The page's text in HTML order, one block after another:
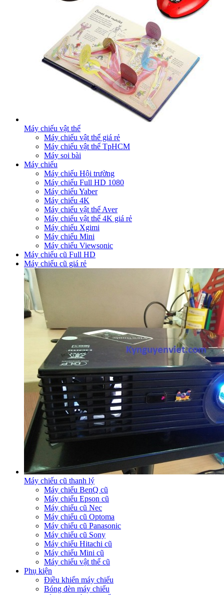
Máy chiếu vật thể
Máy chiếu vật thể giá rẻ
Máy chiếu vật thể TpHCM
Máy soi bài
Máy chiếu
Máy chiếu Hội trường
Máy chiếu Full HD 1080
Máy chiếu Yaber
Máy chiếu 4K
Máy chiếu vật thể Aver
Máy chiếu vật thể 4K giá rẻ
Máy chiếu Xgimi
Máy chiếu Mini
Máy chiếu Viewsonic
Máy chiếu cũ Full HD
Máy chiếu cũ giá rẻ
Máy chiếu cũ thanh lý
Máy chiếu BenQ cũ
Máy chiếu Epson cũ
Máy chiếu cũ Nec
Máy chiếu cũ Optoma
Máy chiếu cũ Panasonic
Máy chiếu cũ Sony
Máy chiếu Hitachi cũ
Máy chiếu Mini cũ
Máy chiếu vật thể cũ
Phụ kiện
Điều khiển máy chiếu
Bóng đèn máy chiếu